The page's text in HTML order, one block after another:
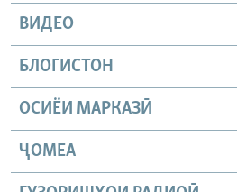
ВИДЕО
БЛОГИСТОН
ОСИЁИ МАРКАЗӢ
ҶОМEА